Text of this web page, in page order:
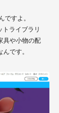
ですよ。
トライブラリ
具や小物の配
です。